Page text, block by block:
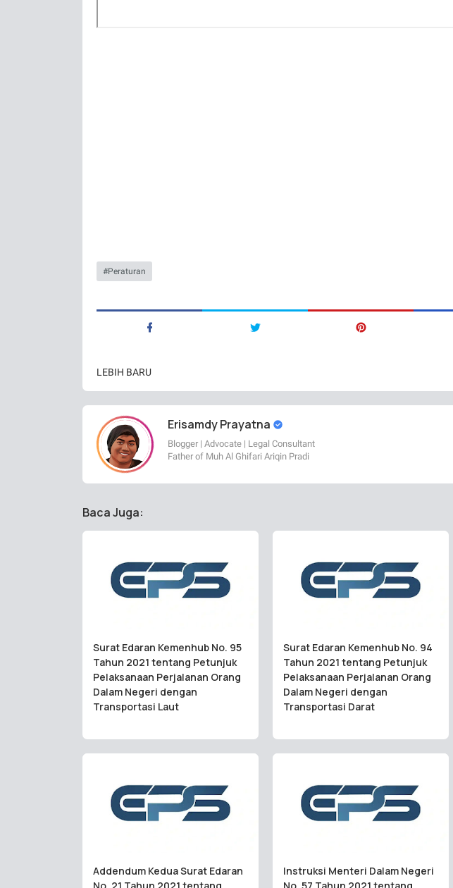
Peraturan
LEBIH BARU
Erisamdy Prayatna
Blogger | Advocate | Legal Consultant
Father of Muh Al Ghifari Ariqin Pradi
Baca Juga:
Surat Edaran Kemenhub No. 95
Tahun 2021 tentang Petunjuk
Pelaksanaan Perjalanan Orang
Dalam Negeri dengan
Transportasi Laut
Surat Edaran Kemenhub No. 94
Tahun 2021 tentang Petunjuk
Pelaksanaan Perjalanan Orang
Dalam Negeri dengan
Transportasi Darat
Addendum Kedua Surat Edaran
Instruksi Menteri Dalam Negeri